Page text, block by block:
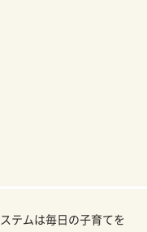
テムは毎日の子育てを